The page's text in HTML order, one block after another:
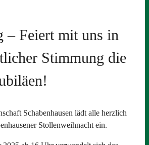
– Feiert mit uns in
Stimmung die
Schabenhausen lädt alle herzlich
Stollenweihnacht ein.